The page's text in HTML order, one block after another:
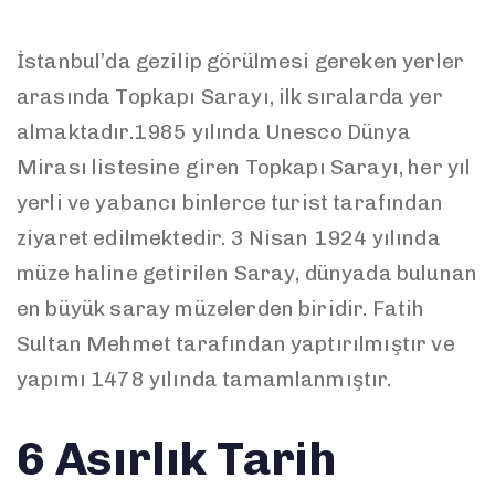
İstanbul’da gezilip görülmesi gereken yerler
arasında Topkapı Sarayı, ilk sıralarda yer
almaktadır.1985 yılında Unesco Dünya
Mirası listesine giren Topkapı Sarayı, her yıl
yerli ve yabancı binlerce turist tarafından
ziyaret edilmektedir. 3 Nisan 1924 yılında
müze haline getirilen Saray, dünyada bulunan
en büyük saray müzelerden biridir. Fatih
Sultan Mehmet tarafından yaptırılmıştır ve
yapımı 1478 yılında tamamlanmıştır.
6 Asırlık Tarih